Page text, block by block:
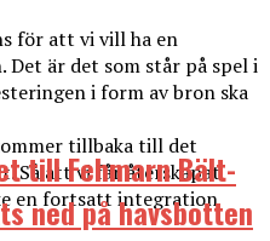
för att vi vill ha en
är det som står på spel i
i form av bron ska
tillbaka till det
Så att vi får återskapat
en fortsatt integration
till Fehmarn Bält-
ned på havsbotten